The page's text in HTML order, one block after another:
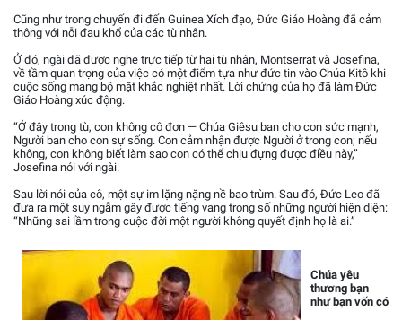
Cũng như trong chuyến đi đến Guinea Xích đạo, Đức Giáo Hoàng đã cảm
thông với nỗi đau khổ của các tù nhân.
Ở đó, ngài đã được nghe trực tiếp từ hai tù nhân, Montserrat và Josefina,
về tầm quan trọng của việc có một điểm tựa như đức tin vào Chúa Kitô khi
cuộc sống mang bộ mặt khắc nghiệt nhất. Lời chứng của họ đã làm Đức
Giáo Hoàng xúc động.
“Ở đây trong tù, con không cô đơn — Chúa Giêsu ban cho con sức mạnh,
Người ban cho con sự sống. Con cảm nhận được Người ở trong con; nếu
không, con không biết làm sao con có thể chịu đựng được điều này,”
Josefina nói với ngài.
Sau lời nói của cô, một sự im lặng nặng nề bao trùm. Sau đó, Đức Leo đã
đưa ra một suy ngẫm gây được tiếng vang trong số những người hiện diện:
“Những sai lầm trong cuộc đời một người không quyết định họ là ai.”
Chúa yêu
thương bạn
như bạn vốn có